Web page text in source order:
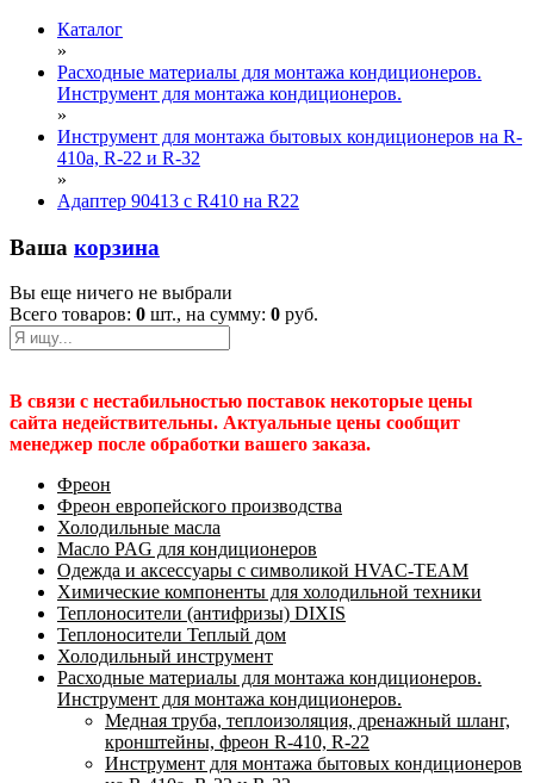
Каталог
»
Расходные материалы для монтажа кондиционеров.
Инструмент для монтажа кондиционеров.
»
Инструмент для монтажа бытовых кондиционеров на R-
410а, R-22 и R-32
»
Адаптер 90413 с R410 на R22
Ваша корзина
Вы еще ничего не выбрали
Всего товаров: 0 шт., на сумму: 0 руб.
В связи с нестабильностью поставок некоторые цены
сайта недействительны. Актуальные цены сообщит
менеджер после обработки вашего заказа.
Фреон
Фреон европейского производства
Холодильные масла
Масло PAG для кондиционеров
Одежда и аксессуары с символикой HVAC-TEAM
Химические компоненты для холодильной техники
Теплоносители (антифризы) DIXIS
Теплоносители Теплый дом
Холодильный инструмент
Расходные материалы для монтажа кондиционеров.
Инструмент для монтажа кондиционеров.
Медная труба, теплоизоляция, дренажный шланг,
кронштейны, фреон R-410, R-22
Инструмент для монтажа бытовых кондиционеров